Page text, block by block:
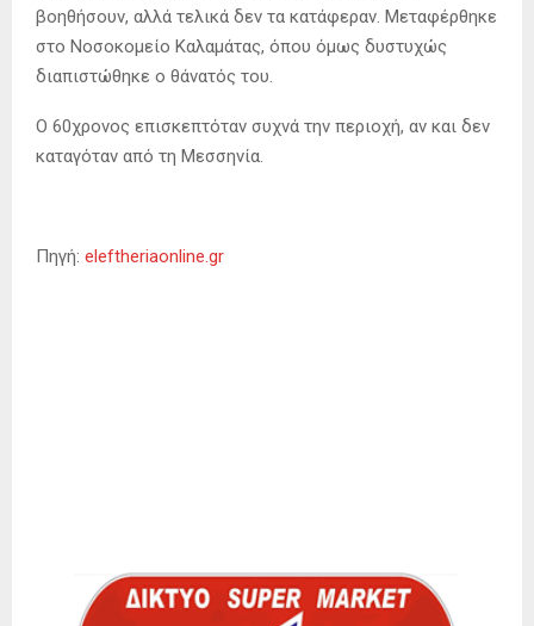
βοηθήσουν, αλλά τελικά δεν τα κατάφεραν. Μεταφέρθηκε
στο Νοσοκομείο Καλαμάτας, όπου όμως δυστυχώς
διαπιστώθηκε ο θάνατός του.
Ο 60χρονος επισκεπτόταν συχνά την περιοχή, αν και δεν
καταγόταν από τη Μεσσηνία.
Πηγή: eleftheriaonline.gr